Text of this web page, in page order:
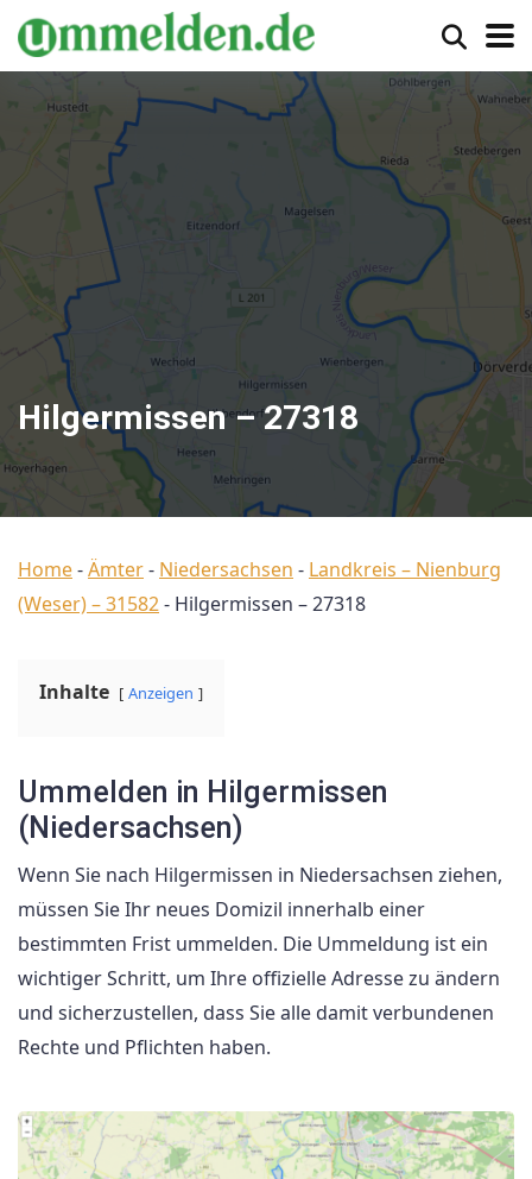
Hilgermissen – 27318
Home-Ämter- Niedersachsen - Landkreis – Nienburg
(Weser) – 31582- Hilgermissen – 27318
Inhalte Anzeigen
Ummelden in Hilgermissen
(Niedersachsen)
Wenn Sie nach Hilgermissen in Niedersachsen ziehen,
müssen Sie Ihr neues Domizil innerhalb einer
bestimmten Frist ummelden. Die Ummeldung ist ein
wichtiger Schritt, um Ihre offizielle Adresse zu ändern
und sicherzustellen, dass Sie alle damit verbundenen
Rechte und Pflichten haben.